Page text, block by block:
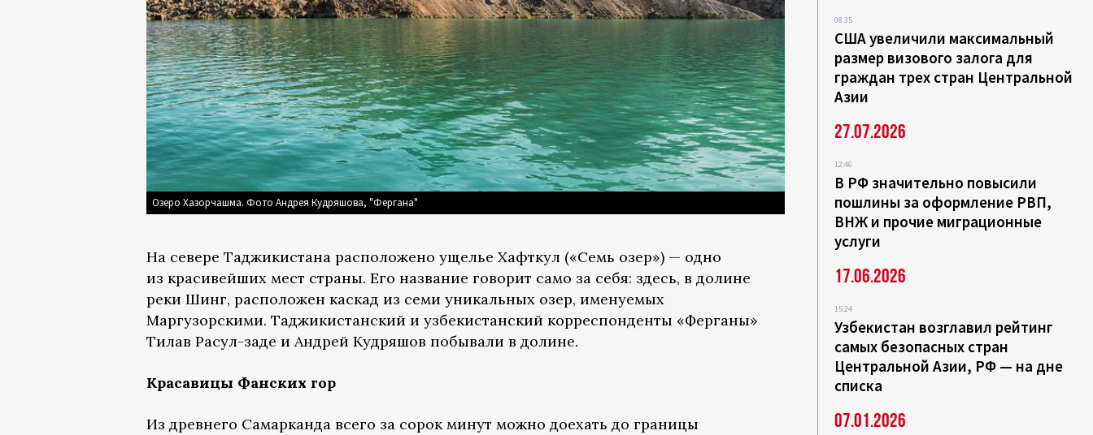
Озеро Хазорчашма. Фото Андрея Кудряшова, "Фергана"
На севере Таджикистана расположено ущелье Хафткул («Семь озер») — одно
из красивейших мест страны. Его название говорит само за себя: здесь, в долине
реки Шинг, расположен каскад из семи уникальных озер, именуемых
Маргузорскими. Таджикистанский и узбекистанский корреспонденты «Ферганы»
Тилав Расул-заде и Андрей Кудряшов побывали в долине.
Красавицы Фанских гор
Из древнего Самарканда всего за сорок минут можно доехать до границы
08:35
США увеличили максимальный
размер визового залога для
граждан трех стран Центральной
Азии
27.07.2026
12:46
В РФ значительно повысили
пошлины за оформление РВП,
ВНЖ и прочие миграционные
услуги
17.06.2026
15:24
Узбекистан возглавил рейтинг
самых безопасных стран
Центральной Азии, РФ — на дне
списка
07.01.2026